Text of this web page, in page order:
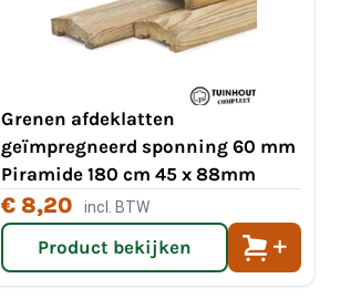
Grenen afdeklatten
geïmpregneerd sponning 60 mm
Piramide 180 cm 45 x 88mm
€ 8,20 incl. BTW
Product bekijken